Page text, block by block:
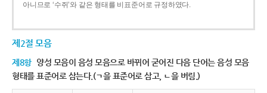
아니므로 ‘수쥐’와 같은 형태를 비표준어로 규정하였다.
제2절 모음
제8항 양성 모음이 음성 모음으로 바뀌어 굳어진 다음 단어는 음성 모음
형태를 표준어로 삼는다.(ㄱ을 표준어로 삼고, ㄴ을 버림.)